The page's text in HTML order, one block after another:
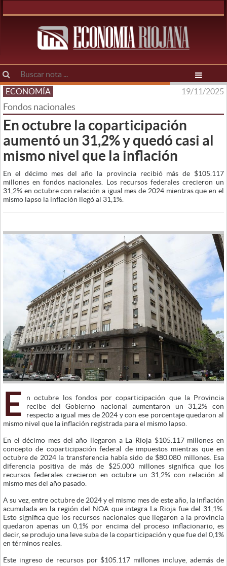
ECONOMÍA 19/11/2025
Fondos nacionales
En octubre la coparticipación
aumentó un 31,2% y quedó casi al
mismo nivel que la inflación
En el décimo mes del año la provincia recibió más de $105.117
millones en fondos nacionales. Los recursos federales crecieron un
31,2% en octubre con relación a igual mes de 2024 mientras que en el
mismo lapso la inflación llegó al 31,1%.
E
n octubre los fondos por coparticipación que la Provincia
recibe del Gobierno nacional aumentaron un 31,2% con
respecto a igual mes de 2024 y con ese porcentaje quedaron al
mismo nivel que la inflación registrada para el mismo lapso.
En el décimo mes del año llegaron a La Rioja $105.117 millones en
concepto de coparticipación federal de impuestos mientras que en
octubre de 2024 la transferencia había sido de $80.080 millones. Esa
diferencia positiva de más de $25.000 millones significa que los
recursos federales crecieron en octubre un 31,2% con relación al
mismo mes del año pasado.
A su vez, entre octubre de 2024 y el mismo mes de este año, la inflación
acumulada en la región del NOA que integra La Rioja fue del 31,1%.
Esto significa que los recursos nacionales que llegaron a la provincia
quedaron apenas un 0,1% por encima del proceso inflacionario, es
decir, se produjo una leve suba de la coparticipación y que fue del 0,1%
en términos reales.
Este ingreso de recursos por $105.117 millones incluye, además de